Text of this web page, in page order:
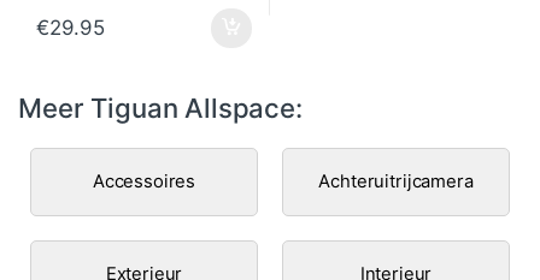
€29.95
Meer Tiguan Allspace:
Accessoires Achteruitrijcamera
Exterieur Interieur